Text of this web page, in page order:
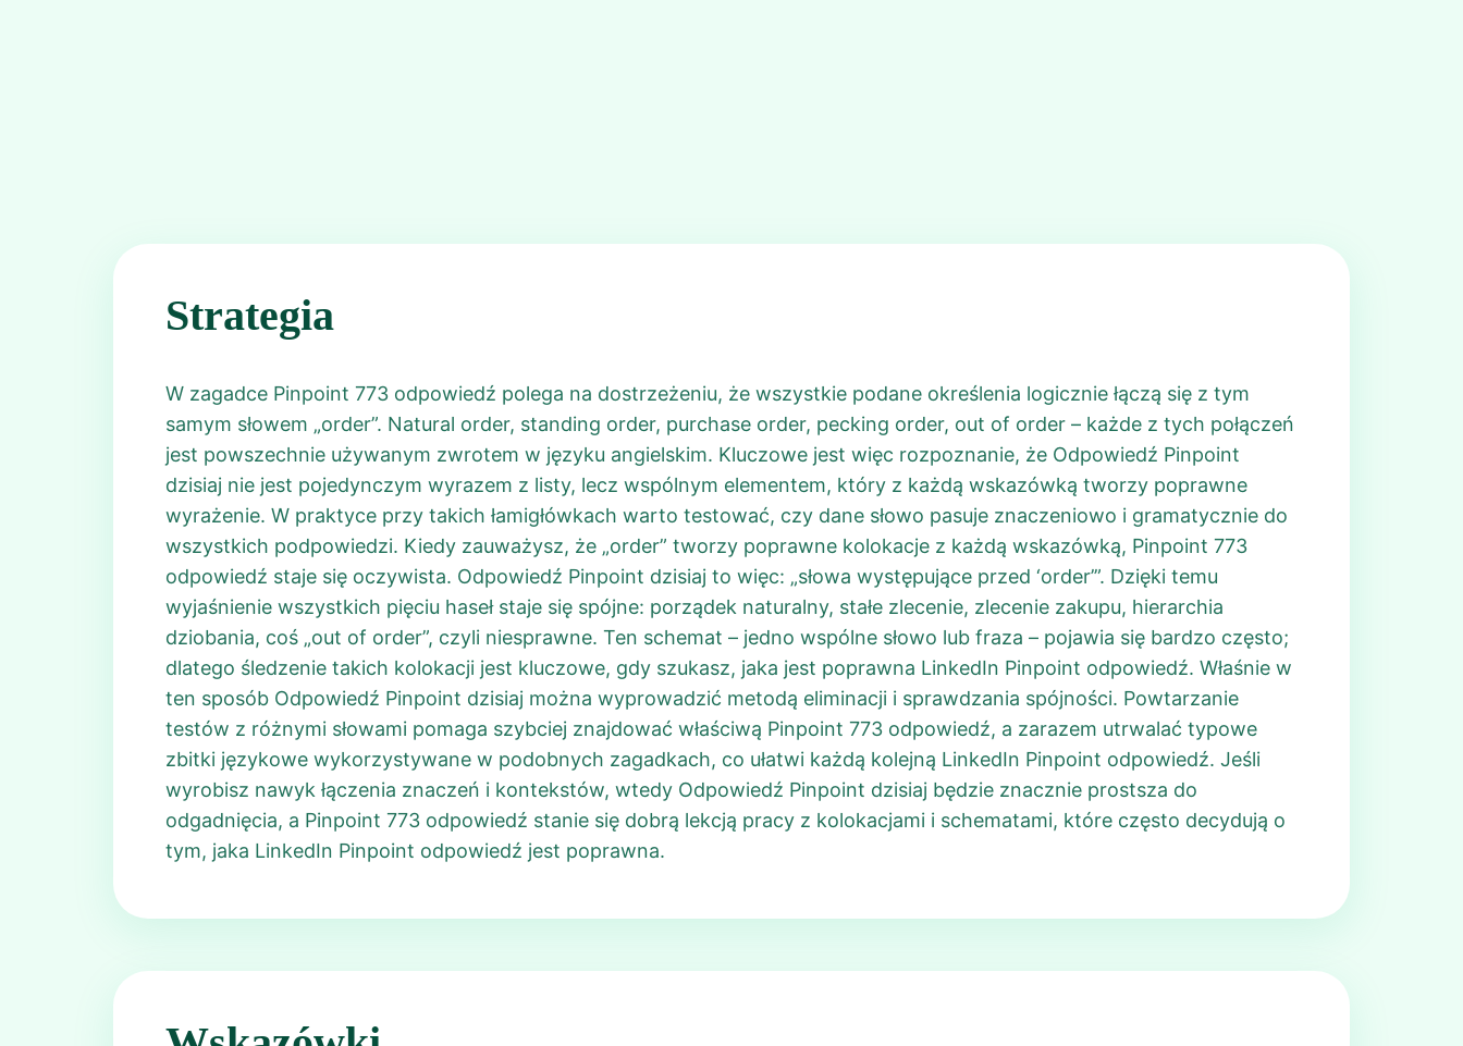
Strategia
W zagadce Pinpoint 773 odpowiedź polega na dostrzeżeniu, że wszystkie podane określenia logicznie łączą się z tym
samym słowem „order”. Natural order, standing order, purchase order, pecking order, out of order – każde z tych połączeń
jest powszechnie używanym zwrotem w języku angielskim. Kluczowe jest więc rozpoznanie, że Odpowiedź Pinpoint
dzisiaj nie jest pojedynczym wyrazem z listy, lecz wspólnym elementem, który z każdą wskazówką tworzy poprawne
wyrażenie. W praktyce przy takich łamigłówkach warto testować, czy dane słowo pasuje znaczeniowo i gramatycznie do
wszystkich podpowiedzi. Kiedy zauważysz, że „order” tworzy poprawne kolokacje z każdą wskazówką, Pinpoint 773
odpowiedź staje się oczywista. Odpowiedź Pinpoint dzisiaj to więc: „słowa występujące przed ‘order’”. Dzięki temu
wyjaśnienie wszystkich pięciu haseł staje się spójne: porządek naturalny, stałe zlecenie, zlecenie zakupu, hierarchia
dziobania, coś „out of order”, czyli niesprawne. Ten schemat – jedno wspólne słowo lub fraza – pojawia się bardzo często;
dlatego śledzenie takich kolokacji jest kluczowe, gdy szukasz, jaka jest poprawna LinkedIn Pinpoint odpowiedź. Właśnie w
ten sposób Odpowiedź Pinpoint dzisiaj można wyprowadzić metodą eliminacji i sprawdzania spójności. Powtarzanie
testów z różnymi słowami pomaga szybciej znajdować właściwą Pinpoint 773 odpowiedź, a zarazem utrwalać typowe
zbitki językowe wykorzystywane w podobnych zagadkach, co ułatwi każdą kolejną LinkedIn Pinpoint odpowiedź. Jeśli
wyrobisz nawyk łączenia znaczeń i kontekstów, wtedy Odpowiedź Pinpoint dzisiaj będzie znacznie prostsza do
odgadnięcia, a Pinpoint 773 odpowiedź stanie się dobrą lekcją pracy z kolokacjami i schematami, które często decydują o
tym, jaka LinkedIn Pinpoint odpowiedź jest poprawna.